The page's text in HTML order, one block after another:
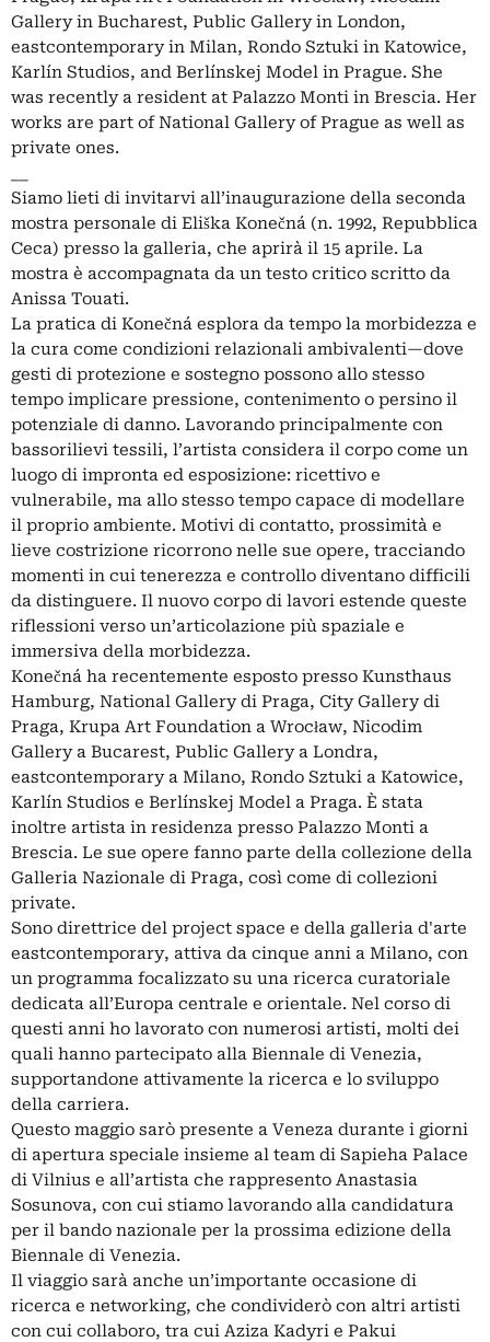
Gallery in Bucharest, Public Gallery in London,
eastcontemporary in Milan, Rondo Sztuki in Katowice,
Karlín Studios, and Berlínskej Model in Prague. She
was recently a resident at Palazzo Monti in Brescia. Her
works are part of National Gallery of Prague as well as
private ones.
Siamo lieti di invitarvi all’inaugurazione della seconda
mostra personale di Eliška Konečná (n. 1992, Repubblica
Ceca) presso la galleria, che aprirà il 15 aprile. La
mostra è accompagnata da un testo critico scritto da
Anissa Touati.
La pratica di Konečná esplora da tempo la morbidezza e
la cura come condizioni relazionali ambivalenti—dove
gesti di protezione e sostegno possono allo stesso
tempo implicare pressione, contenimento o persino il
potenziale di danno. Lavorando principalmente con
bassorilievi tessili, l’artista considera il corpo come un
luogo di impronta ed esposizione: ricettivo e
vulnerabile, ma allo stesso tempo capace di modellare
il proprio ambiente. Motivi di contatto, prossimità e
lieve costrizione ricorrono nelle sue opere, tracciando
momenti in cui tenerezza e controllo diventano difficili
da distinguere. Il nuovo corpo di lavori estende queste
riflessioni verso un’articolazione più spaziale e
immersiva della morbidezza.
Konečná ha recentemente esposto presso Kunsthaus
Hamburg, National Gallery di Praga, City Gallery di
Praga, Krupa Art Foundation a Wrocław, Nicodim
Gallery a Bucarest, Public Gallery a Londra,
eastcontemporary a Milano, Rondo Sztuki a Katowice,
Karlín Studios e Berlínskej Model a Praga. È stata
inoltre artista in residenza presso Palazzo Monti a
Brescia. Le sue opere fanno parte della collezione della
Galleria Nazionale di Praga, così come di collezioni
private.
Sono direttrice del project space e della galleria d'arte
eastcontemporary, attiva da cinque anni a Milano, con
un programma focalizzato su una ricerca curatoriale
dedicata all’Europa centrale e orientale. Nel corso di
questi anni ho lavorato con numerosi artisti, molti dei
quali hanno partecipato alla Biennale di Venezia,
supportandone attivamente la ricerca e lo sviluppo
della carriera.
Questo maggio sarò presente a Veneza durante i giorni
di apertura speciale insieme al team di Sapieha Palace
di Vilnius e all’artista che rappresento Anastasia
Sosunova, con cui stiamo lavorando alla candidatura
per il bando nazionale per la prossima edizione della
Biennale di Venezia.
Il viaggio sarà anche un’importante occasione di
ricerca e networking, che condividerò con altri artisti
con cui collaboro, tra cui Aziza Kadyri e Pakui